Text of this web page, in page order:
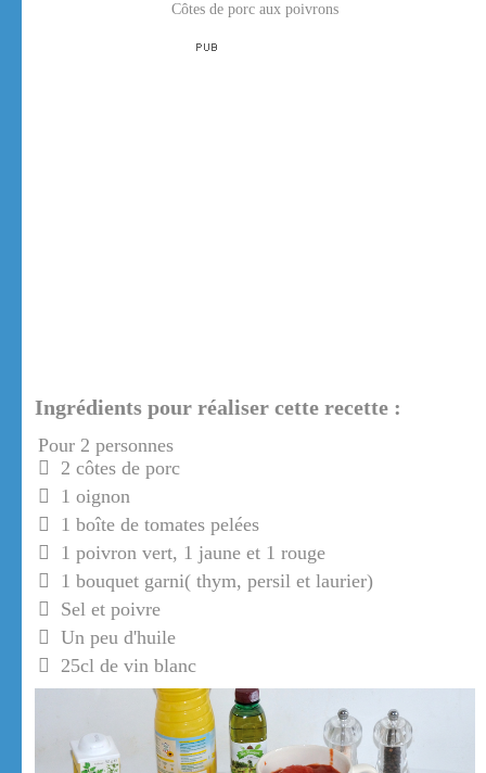
Côtes de porc aux poivrons
Ingrédients pour réaliser cette recette :
Pour 2 personnes
2 côtes de porc
1 oignon
1 boîte de tomates pelées
1 poivron vert, 1 jaune et 1 rouge
1 bouquet garni( thym, persil et laurier)
Sel et poivre
Un peu d'huile
25cl de vin blanc